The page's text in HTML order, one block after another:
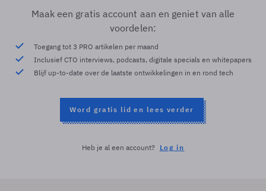
Maak een gratis account aan en geniet van alle
voordelen:
Toegang tot 3 PRO artikelen per maand
Inclusief CTO interviews, podcasts, digitale specials en whitepapers
Blijf up-to-date over de laatste ontwikkelingen in en rond tech
Word gratis lid en lees verder
Heb je al een account? Log in